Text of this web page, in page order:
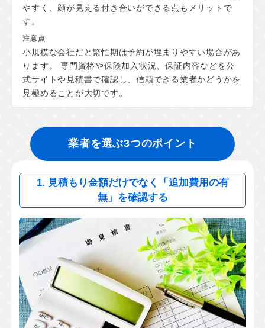
やすく、顔が見える付き合いができる点もメリットで
す。
小規模な会社だと繁忙期は予約が埋まりやすい場合があ
ります。 専門資格や保険加入状況、保証内容などを公
式サイトや見積書で確認し、信頼できる業者かどうかを
見極めることが大切です。
業者を選ぶ3つのポイント
1. 見積もり金額だけでなく「追加費用の有
無」を確認する